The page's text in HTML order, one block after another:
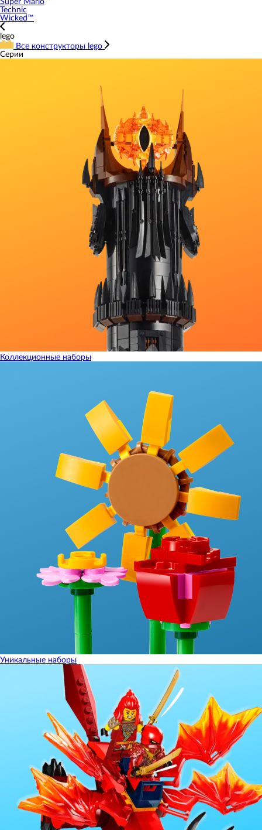
Super Mario
Technic
Wicked™
lego
Все конструкторы lego
Серии
Коллекционные наборы
Уникальные наборы